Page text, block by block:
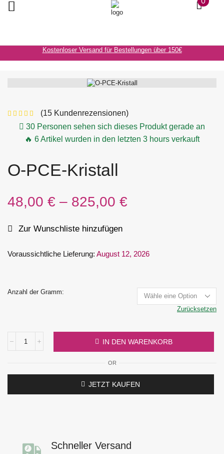
Kostenloser Versand für Bestellungen über 150€
(15 Kundenrezensionen)
30 Personen sehen sich dieses Produkt gerade an
🔥 6 Artikel wurden in den letzten 3 hours verkauft
O-PCE-Kristall
48,00 € – 825,00 €
Zur Wunschliste hinzufügen
Voraussichtliche Lieferung: August 12, 2026
Anzahl der Gramm:
Zurücksetzen
IN DEN WARENKORB
OR
JETZT KAUFEN
Schneller Versand